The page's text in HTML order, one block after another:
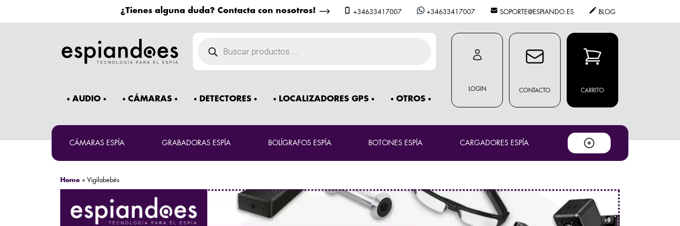
¿Tienes alguna duda? Contacta con nosotros! +34633417007 +34633417007 SOPORTE@ESPIANDO.ES BLOG
productos
AUDIO CÁMARAS DETECTORES LOCALIZADORES GPS OTROS
LOGIN CONTACTO CARRITO
CÁMARAS ESPÍA GRABADORAS ESPÍA BOLÍGRAFOS ESPÍA BOTONES ESPÍA CARGADORES ESPÍA
Home »Vigilabebés